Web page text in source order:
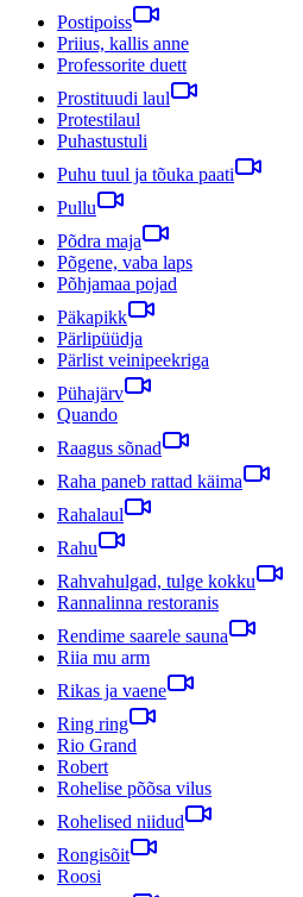
Postipoiss
Priius, kallis anne
Professorite duett
Prostituudi laul
Protestilaul
Puhastustuli
Puhu tuul ja tõuka paati
Pullu
Põdra maja
Põgene, vaba laps
Põhjamaa pojad
Päkapikk
Pärlipüüdja
Pärlist veinipeekriga
Pühajärv
Quando
Raagus sõnad
Raha paneb rattad käima
Rahalaul
Rahu
Rahvahulgad, tulge kokku
Rannalinna restoranis
Rendime saarele sauna
Riia mu arm
Rikas ja vaene
Ring ring
Rio Grand
Robert
Rohelise põõsa vilus
Rohelised niidud
Rongisõit
Roosi